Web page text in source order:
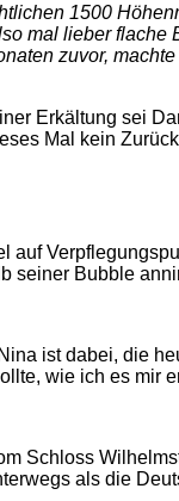
1500
mal lieber flache
zuvor,
Erkältung sei
Mal kein
auf
seiner Bubble
ist dabei, die
wie ich es mir
Schloss
als die